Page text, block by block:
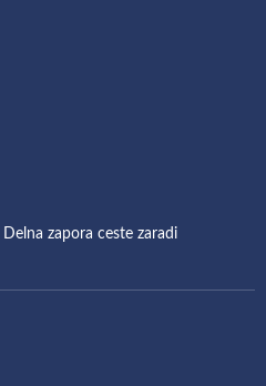
zapora ceste zaradi